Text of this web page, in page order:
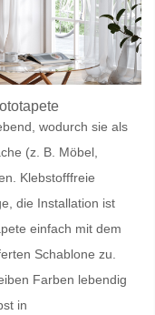
, wodurch sie als
(z. B. Möbel
Klebstofffreie
die Installation ist
einfach mit dem
Schablone zu.
Farben lebendig
in